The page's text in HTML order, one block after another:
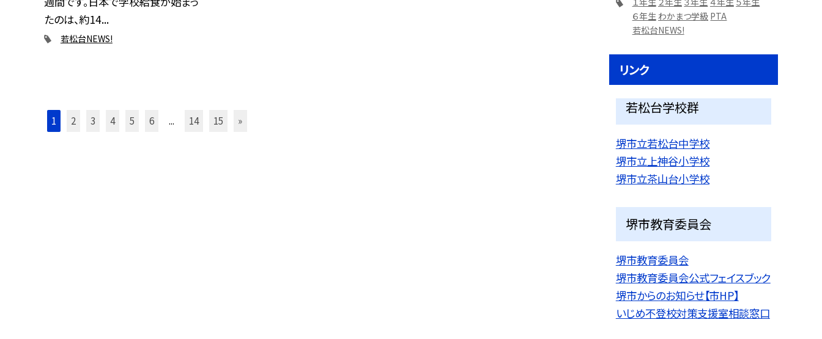
たのは、約14...
若松台NEWS!
1 2 3 4 5 6 ... 14 15 »
６年生 わかまつ学級 PTA
若松台NEWS!
リンク
若松台学校群
堺市立若松台中学校
堺市立上神谷小学校
堺市立茶山台小学校
堺市教育委員会
堺市教育委員会
堺市教育委員会公式フェイスブック
堺市からのお知らせ【市HP】
いじめ不登校対策支援室相談窓口